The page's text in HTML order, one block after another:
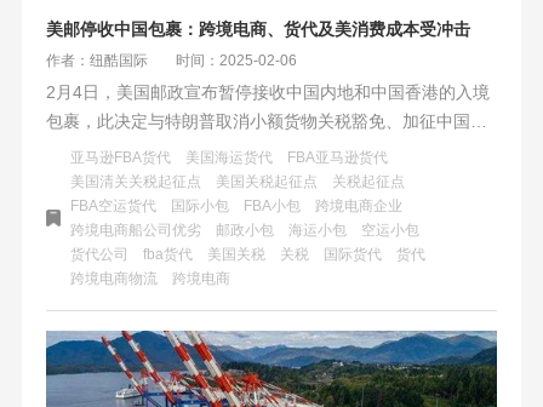
美邮停收中国包裹：跨境电商、货代及美消费成本受冲击
作者：纽酷国际 时间：2025-02-06
2月4日，美国邮政宣布暂停接收中国内地和中国香港的入境
包裹，此决定与特朗普取消小额货物关税豁免、加征中国商
品关税的行政令有关。此举对跨境电商和货代行业造成重大
打击，同时推高了美国本土消费成本，对全球贸易格局也产
生了深远影响。
亚马逊FBA货代 美国海运货代
FBA亚马逊货代
美国清关关税起征点
美国关税起征点
关税起征点
FBA空运货代
国际小包 FBA小包
跨境电商企业
跨境电商船公司优劣
邮政小包 海运小包
空运小包
货代公司
fba货代 美国关税 关税 国际货代
货代
跨境电商物流
跨境电商